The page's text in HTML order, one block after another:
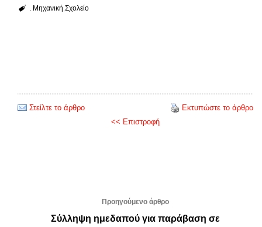
. Μηχανική Σχολείο
Στείλτε το άρθρο
Εκτυπώστε το άρθρο
<< Επιστροφή
Προηγούμενο άρθρο
Σύλληψη ημεδαπού για παράβαση σε